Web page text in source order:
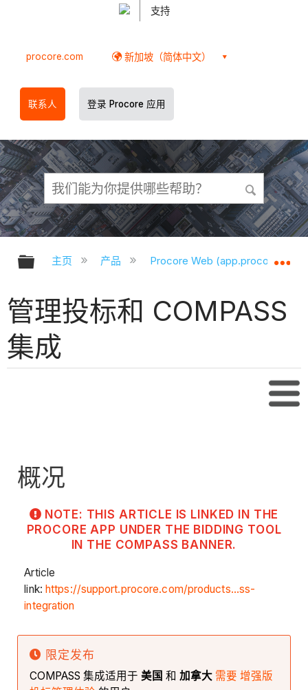
支持
procore.com 新加坡（简体中文）
联系人 登录 Procore 应用
扩展/隐缩全局层次
主页 产品 Procore Web
管理投标和 COMPASS
集成
目录
概况
NOTE: THIS ARTICLE IS LINKED IN THE
PROCORE APP UNDER THE BIDDING TOOL
IN THE COMPASS BANNER.
Article
link: https://support.procore.com/products...ss-
integration
限定发布
COMPASS 集成适用于 美国 和加拿大 需要 增强版